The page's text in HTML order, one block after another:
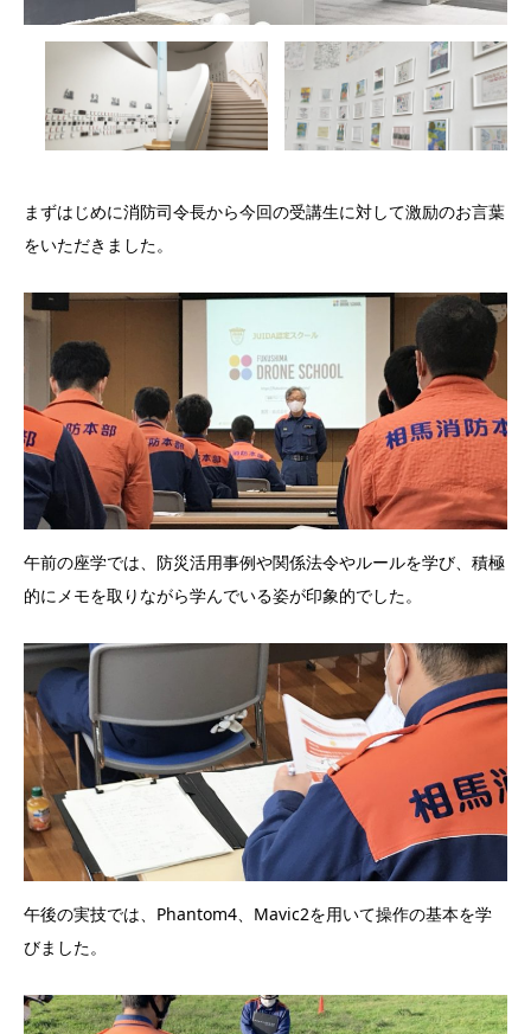
まずはじめに消防司令長から今回の受講生に対して激励のお言葉
をいただきました。
午前の座学では、防災活用事例や関係法令やルールを学び、積極
的にメモを取りながら学んでいる姿が印象的でした。
午後の実技では、Phantom4、Mavic2を用いて操作の基本を学
びました。